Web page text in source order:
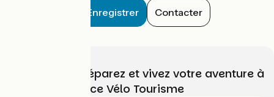
Enregistrer Contacter
Choisissez, préparez et vivez votre aventure à
vélo avec France Vélo Tourisme